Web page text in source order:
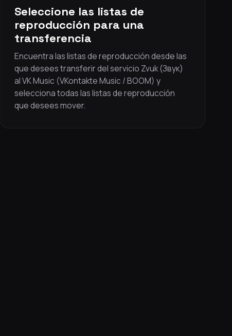
Seleccione las listas de
reproducción para una
transferencia
Encuentra las listas de reproducción desde las
que desees transferir del servicio Zvuk (Звук)
al VK Music (VKontakte Music / BOOM) y
selecciona todas las listas de reproducción
que desees mover.